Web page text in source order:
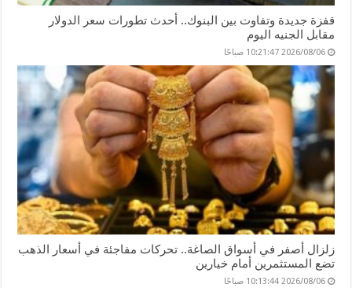
قفزة جديدة وتفاوت بين البنوك.. أحدث تطورات سعر الدولار
مقابل الجنيه اليوم
2026/08/06 10:21:47 صباحًا
زلزال أصفر في أسواق الصاغة.. تحركات مفاجئة في أسعار الذهب
تضع المستثمرين أمام خيارين
2026/08/06 10:13:44 صباحًا